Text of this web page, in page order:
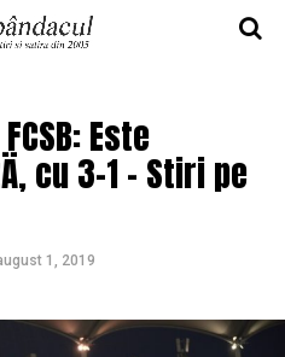
Este
cu 3-1 – Stiri pe
1, 2019